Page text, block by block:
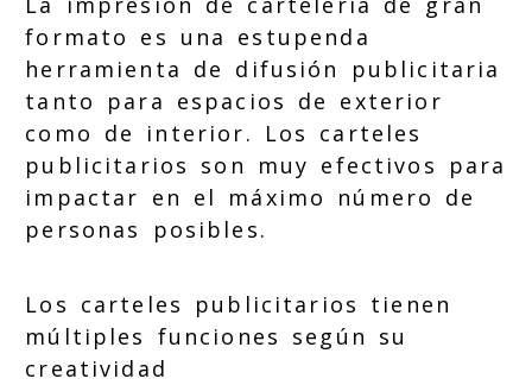
formato es una estupenda
herramienta de difusión publicitaria
tanto para espacios de exterior
como de interior. Los carteles
publicitarios son muy efectivos para
impactar en el máximo número de
personas posibles.
Los carteles publicitarios tienen
múltiples funciones según su
creatividad